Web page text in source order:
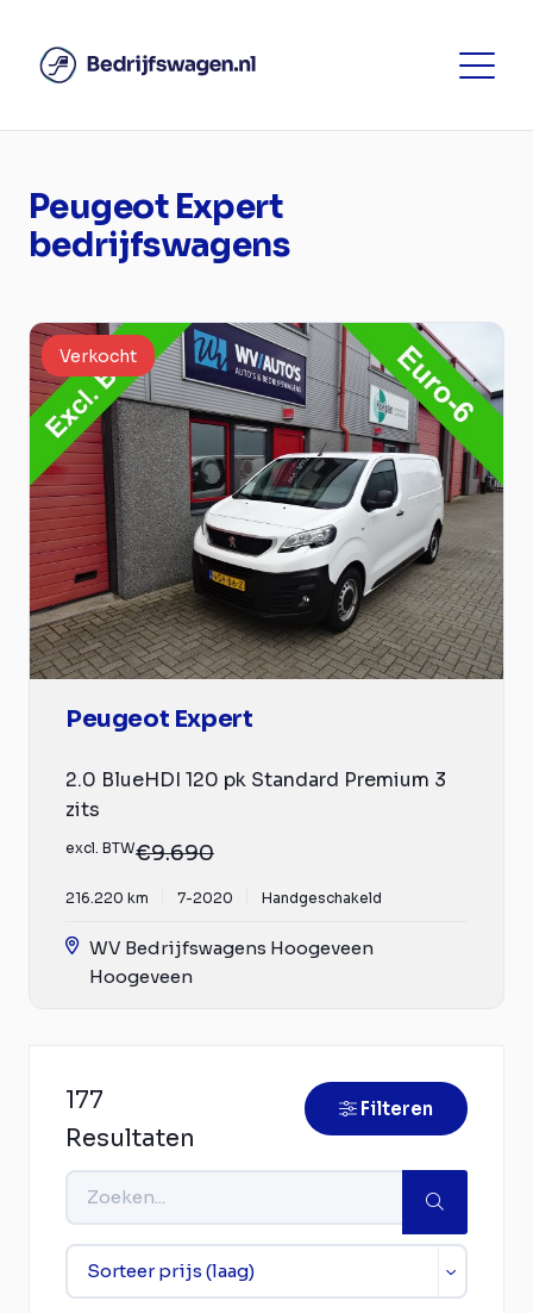
Peugeot Expert
bedrijfswagens
Verkocht
Peugeot Expert
2.0 BlueHDI 120 pk Standard Premium 3
zits
excl. BTW€9.690
216.220 km 7-2020 Handgeschakeld
WV Bedrijfswagens Hoogeveen
Hoogeveen
177
Resultaten
Filteren